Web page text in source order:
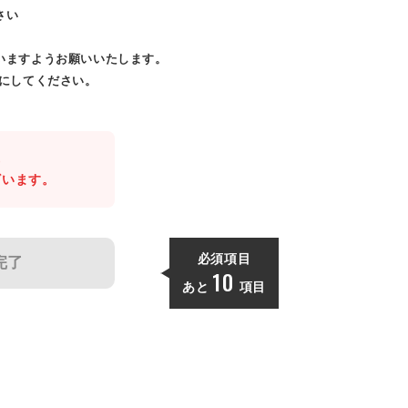
い
すようお願いいたします。
してください。
ます。
了 必須項目
あと 10 項目